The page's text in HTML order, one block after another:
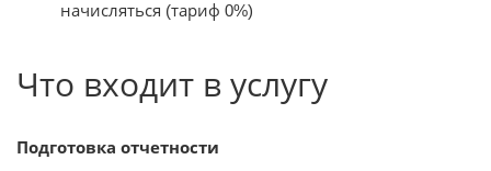
начисляться (тариф 0%)
Что входит в услугу
Подготовка отчетности